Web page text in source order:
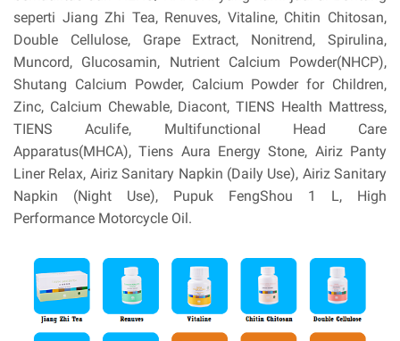
seperti Jiang Zhi Tea, Renuves, Vitaline, Chitin Chitosan,
Double Cellulose, Grape Extract, Nonitrend, Spirulina,
Muncord, Glucosamin, Nutrient Calcium Powder(NHCP),
Shutang Calcium Powder, Calcium Powder for Children,
Zinc, Calcium Chewable, Diacont, TIENS Health Mattress,
TIENS Aculife, Multifunctional Head Care
Apparatus(MHCA), Tiens Aura Energy Stone, Airiz Panty
Liner Relax, Airiz Sanitary Napkin (Daily Use), Airiz Sanitary
Napkin (Night Use), Pupuk FengShou 1 L, High
Performance Motorcycle Oil.